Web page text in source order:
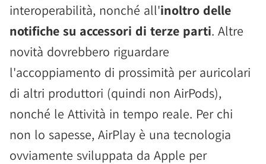
interoperabilità, nonché all'inoltro delle
notifiche su accessori di terze parti. Altre
novità dovrebbero riguardare
l'accoppiamento di prossimità per auricolari
di altri produttori (quindi non AirPods),
nonché le Attività in tempo reale. Per chi
non lo sapesse, AirPlay è una tecnologia
ovviamente sviluppata da Apple per